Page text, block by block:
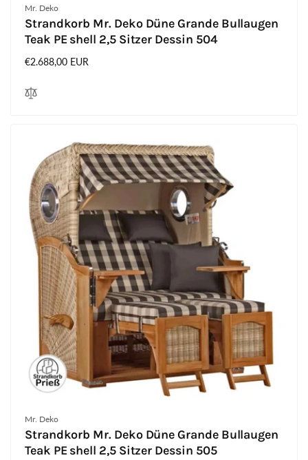
Anbieter:
Mr. Deko
Strandkorb Mr. Deko Düne Grande Bullaugen
Teak PE shell 2,5 Sitzer Dessin 504
Normaler
€2.688,00 EUR
Anbieter:
Mr. Deko
Strandkorb Mr. Deko Düne Grande Bullaugen
Teak PE shell 2,5 Sitzer Dessin 505